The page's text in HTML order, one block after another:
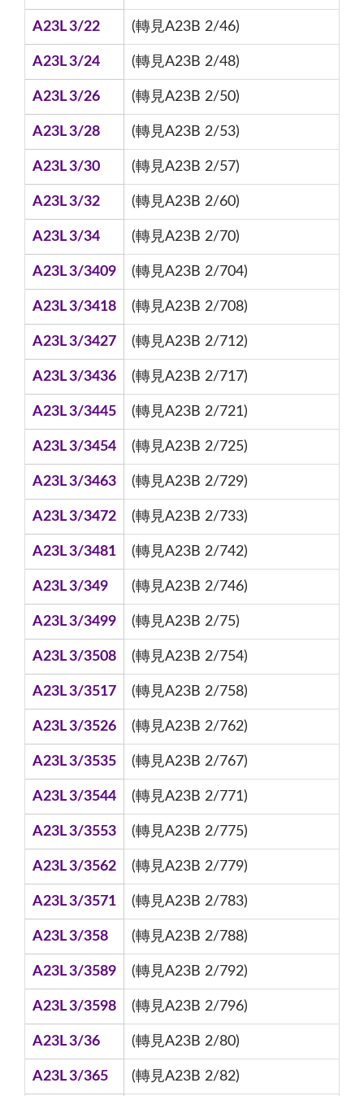
A23L 3/22 (轉見A23B 2/46)
A23L 3/24 (轉見A23B 2/48)
A23L 3/26 (轉見A23B 2/50)
A23L 3/28 (轉見A23B 2/53)
A23L 3/30 (轉見A23B 2/57)
A23L 3/32 (轉見A23B 2/60)
A23L 3/34 (轉見A23B 2/70)
A23L 3/3409 (轉見A23B 2/704)
A23L 3/3418 (轉見A23B 2/708)
A23L 3/3427 (轉見A23B 2/712)
A23L 3/3436 (轉見A23B 2/717)
A23L 3/3445 (轉見A23B 2/721)
A23L 3/3454 (轉見A23B 2/725)
A23L 3/3463 (轉見A23B 2/729)
A23L 3/3472 (轉見A23B 2/733)
A23L 3/3481 (轉見A23B 2/742)
A23L 3/349 (轉見A23B 2/746)
A23L 3/3499 (轉見A23B 2/75)
A23L 3/3508 (轉見A23B 2/754)
A23L 3/3517 (轉見A23B 2/758)
A23L 3/3526 (轉見A23B 2/762)
A23L 3/3535 (轉見A23B 2/767)
A23L 3/3544 (轉見A23B 2/771)
A23L 3/3553 (轉見A23B 2/775)
A23L 3/3562 (轉見A23B 2/779)
A23L 3/3571 (轉見A23B 2/783)
A23L 3/358 (轉見A23B 2/788)
A23L 3/3589 (轉見A23B 2/792)
A23L 3/3598 (轉見A23B 2/796)
A23L 3/36 (轉見A23B 2/80)
A23L 3/365 (轉見A23B 2/82)